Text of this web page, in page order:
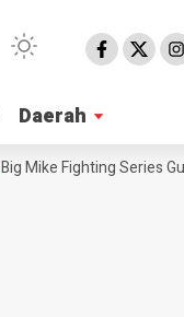
Daerah
Daerah
Mike Fighting Series